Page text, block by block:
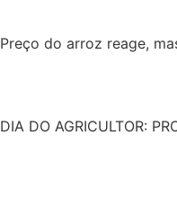
Preço do arroz reage,
DIA DO AGRICULTOR: